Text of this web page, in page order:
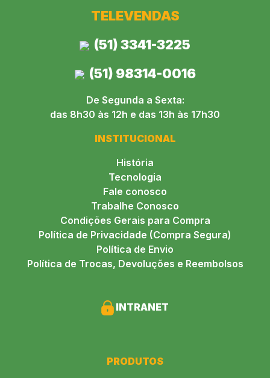
TELEVENDAS
(51) 3341-3225
(51) 98314-0016
De Segunda a Sexta:
das 8h30 às 12h e das 13h às 17h30
INSTITUCIONAL
História
Tecnologia
Fale conosco
Trabalhe Conosco
Condições Gerais para Compra
Política de Privacidade (Compra Segura)
Política de Envio
Política de Trocas, Devoluções e Reembolsos
INTRANET
PRODUTOS